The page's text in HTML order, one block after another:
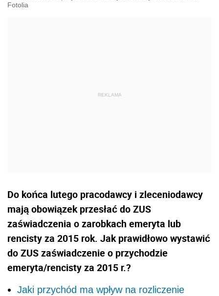
Fotolia
Do końca lutego pracodawcy i zleceniodawcy
mają obowiązek przesłać do ZUS
zaświadczenia o zarobkach emeryta lub
rencisty za 2015 rok. Jak prawidłowo wystawić
do ZUS zaświadczenie o przychodzie
emeryta/rencisty za 2015 r.?
Jaki przychód ma wpływ na rozliczenie